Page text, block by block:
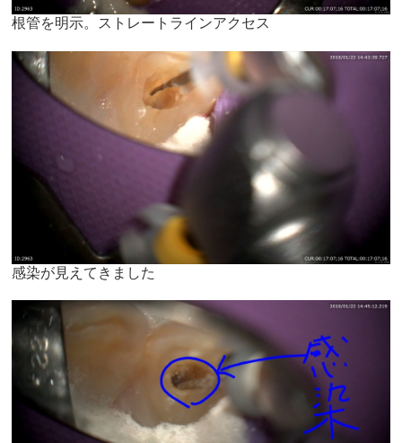
根管を明示。ストレートラインアクセス
感染が見えてきました